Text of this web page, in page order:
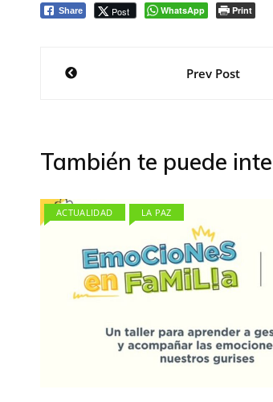
Share Post WhatsApp Print
NavegaciónPrev Post
También te puede
ACTUALIDAD LA PAZ